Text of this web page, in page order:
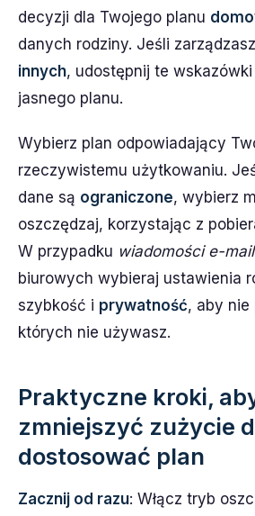
decyzji dla Twojego planu
danych rodziny. Jeśli
innych, udostępnij te
jasnego planu.
Wybierz plan odpowiadający
rzeczywistemu użytkowaniu.
dane są ograniczone, wybierz
oszczędzaj, korzystając z
W przypadku wiadomości e-mail
biurowych wybieraj ustawienia
szybkość i prywatność, aby nie
których nie używasz.
Praktyczne kroki,
zmniejszyć zużycie
dostosować plan
Zacznij od razu: Włącz tryb